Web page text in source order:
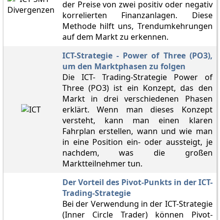
der Preise von zwei positiv oder negativ
korrelierten Finanzanlagen. Diese
Methode hilft uns, Trendumkehrungen
auf dem Markt zu erkennen.
ICT-Strategie - Power of Three (PO3),
um den Marktphasen zu folgen
Die ICT- Trading-Strategie Power of
Three (PO3) ist ein Konzept, das den
Markt in drei verschiedenen Phasen
erklärt. Wenn man dieses Konzept
versteht, kann man einen klaren
Fahrplan erstellen, wann und wie man
in eine Position ein- oder aussteigt, je
nachdem, was die großen
Marktteilnehmer tun.
Der Vorteil des Pivot-Punkts in der ICT-
Trading-Strategie
Bei der Verwendung in der ICT-Strategie
(Inner Circle Trader) können Pivot-